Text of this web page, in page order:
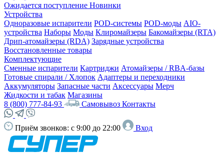
Ожидается поступление Новинки
Устройства
Одноразовые испарители POD-системы POD-моды AIO-
устройства Наборы Моды Клиромайзеры Бакомайзеры (RTA)
Дрип-атомайзеры (RDA) Зарядные устройства
Восстановленные товары
Комплектующие
Сменные испарители Картриджи Атомайзеры / RBA-базы
Готовые спирали / Хлопок Адаптеры и переходники
Аккумуляторы Запасные части Аксессуары Мерч
Жидкости и табак Магазины
8 (800) 777-84-93
Самовывоз Контакты
Приём звонков: с 9:00 до 22:00 Вход